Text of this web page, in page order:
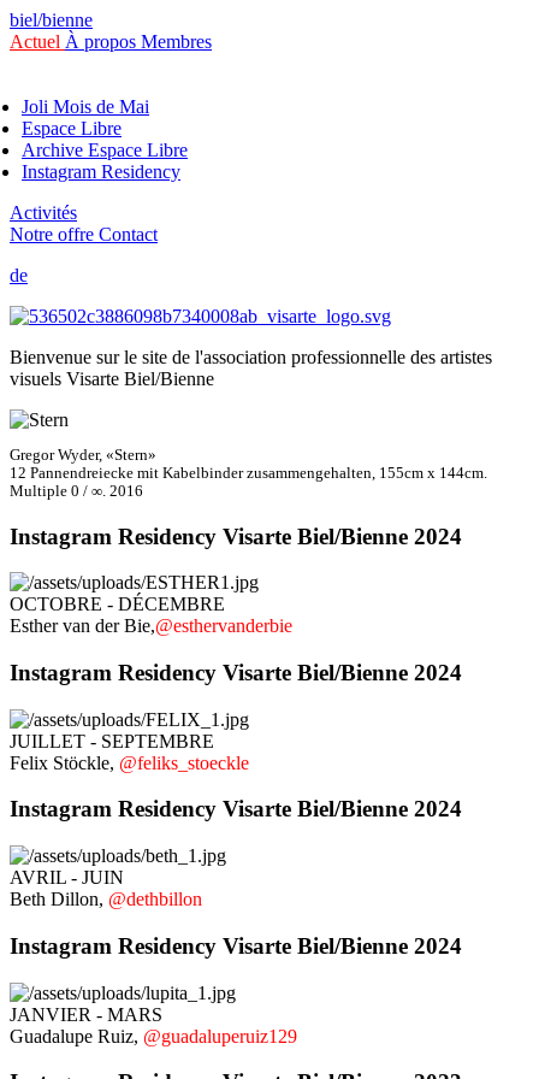
biel/bienne
Actuel À propos Membres
Joli Mois de Mai
Espace Libre
Archive Espace Libre
Instagram Residency
Activités
Notre offre Contact
de
Bienvenue sur le site de l'association professionnelle des artistes
visuels Visarte Biel/Bienne
Gregor Wyder, «Stern»
12 Pannendreiecke mit Kabelbinder zusammengehalten, 155cm x 144cm.
Multiple 0 / ∞. 2016
Instagram Residency Visarte Biel/Bienne 2024
OCTOBRE - DÉCEMBRE
Esther van der Bie,@esthervanderbie
Instagram Residency Visarte Biel/Bienne 2024
JUILLET - SEPTEMBRE
Felix Stöckle, @feliks_stoeckle
Instagram Residency Visarte Biel/Bienne 2024
AVRIL - JUIN
Beth Dillon, @dethbillon
Instagram Residency Visarte Biel/Bienne 2024
JANVIER - MARS
Guadalupe Ruiz, @guadaluperuiz129